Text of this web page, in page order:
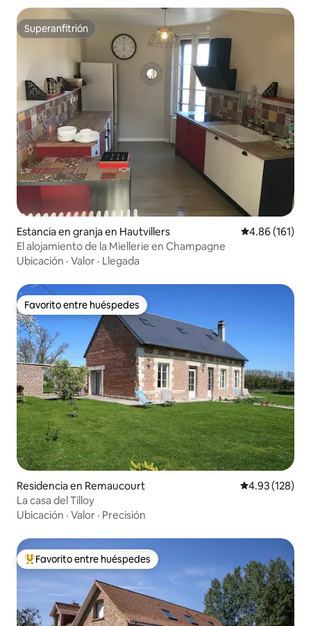
Superanfitrión
Superanfitrión
Estancia en granja en Hautvillers Calificación
4.86 (161)
El alojamiento de la Miellerie en Champagne
Ubicación · Valor · Llegada
Favorito entre huéspedes
Favorito entre huéspedes
Residencia en Remaucourt Calificación
4.93 (128)
La casa del Tilloy
Ubicación · Valor · Precisión
De los mejores en Favorito entre huéspedes
Favorito entre huéspedes